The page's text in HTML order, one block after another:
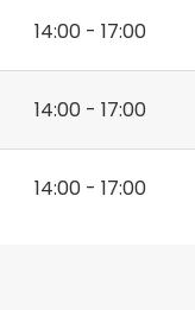
14:00 - 17:00
14:00 - 17:00
14:00 - 17:00